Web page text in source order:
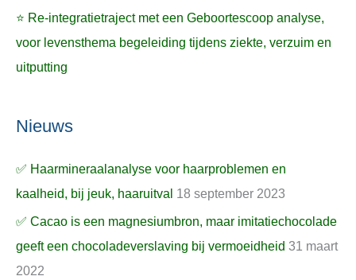
⭐ Re-integratietraject met een Geboortescoop analyse,
voor levensthema begeleiding tijdens ziekte, verzuim en
uitputting
Nieuws
✅ Haarmineraalanalyse voor haarproblemen en
kaalheid, bij jeuk, haaruitval 18 september 2023
✅ Cacao is een magnesiumbron, maar imitatiechocolade
geeft een chocoladeverslaving bij vermoeidheid 31 maart
2022